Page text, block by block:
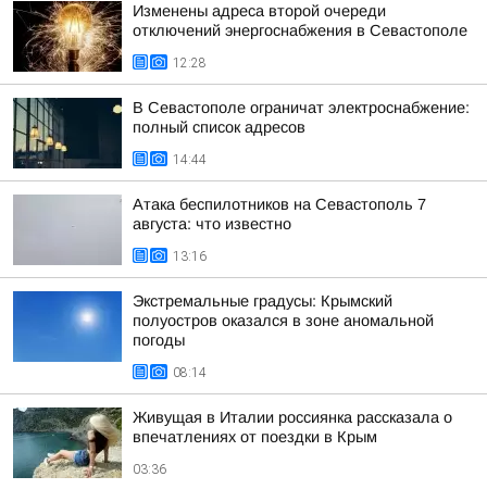
Изменены адреса второй очереди
отключений энергоснабжения в Севастополе
12:28
В Севастополе ограничат электроснабжение:
полный список адресов
14:44
Атака беспилотников на Севастополь 7
августа: что известно
13:16
Экстремальные градусы: Крымский
полуостров оказался в зоне аномальной
погоды
08:14
Живущая в Италии россиянка рассказала о
впечатлениях от поездки в Крым
03:36